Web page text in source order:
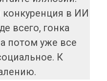
в ИИ
всего, гонка
потом уже все
К